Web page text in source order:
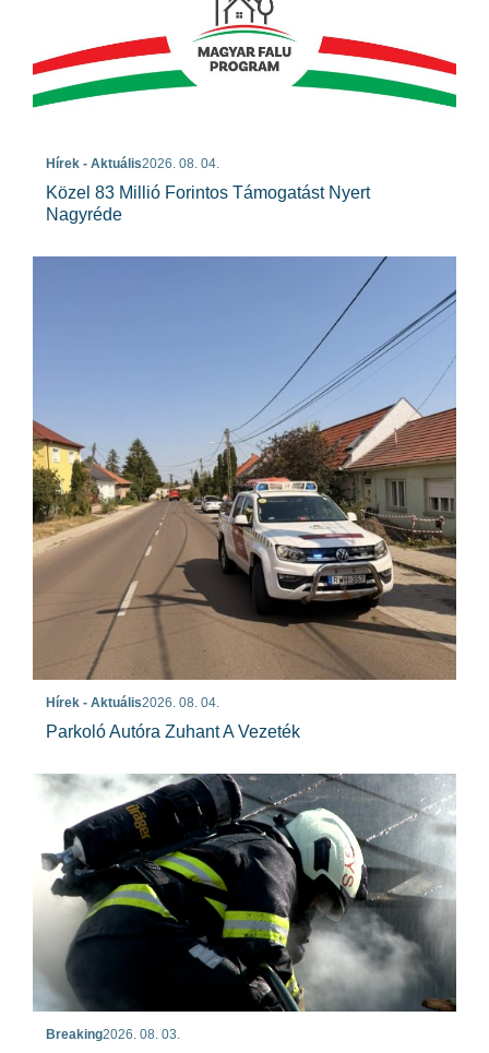
Hírek - Aktuális2026. 08. 04.
Közel 83 Millió Forintos Támogatást Nyert
Nagyréde
Hírek - Aktuális2026. 08. 04.
Parkoló Autóra Zuhant A Vezeték
Breaking2026. 08. 03.